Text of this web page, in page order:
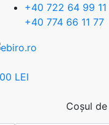
+40 722 64 99 11
+40 774 66 11 77
LEI
Coșul